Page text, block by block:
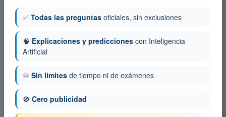
✅ Todas las preguntas oficiales, sin exclusiones
🧠 Explicaciones y predicciones con Inteligencia
Artificial
♾️ Sin límites de tiempo ni de exámenes
🚫 Cero publicidad